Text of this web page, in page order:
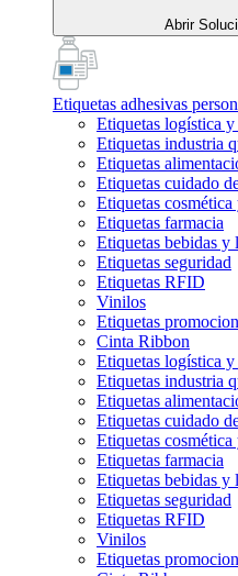
Abrir
Etiquetas adhesivas
Etiquetas logística y
Etiquetas industria
Etiquetas
Etiquetas cuidado
Etiquetas
Etiquetas farmacia
Etiquetas bebidas y
Etiquetas seguridad
Etiquetas RFID
Vinilos
Etiquetas
Cinta Ribbon
Etiquetas logística y
Etiquetas industria
Etiquetas
Etiquetas cuidado
Etiquetas
Etiquetas farmacia
Etiquetas bebidas y
Etiquetas seguridad
Etiquetas RFID
Vinilos
Etiquetas